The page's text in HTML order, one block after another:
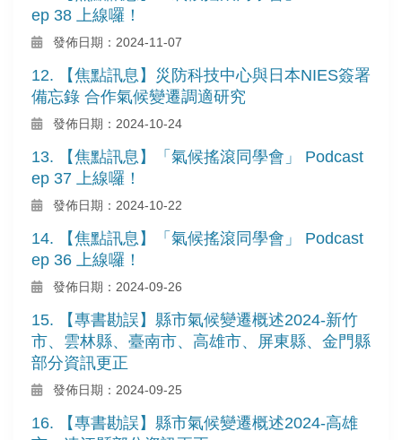
ep 38 上線囉！
發佈日期：2024-11-07
12. 【焦點訊息】災防科技中心與日本NIES簽署
備忘錄 合作氣候變遷調適研究
發佈日期：2024-10-24
13. 【焦點訊息】「氣候搖滾同學會」 Podcast
ep 37 上線囉！
發佈日期：2024-10-22
14. 【焦點訊息】「氣候搖滾同學會」 Podcast
ep 36 上線囉！
發佈日期：2024-09-26
15. 【專書勘誤】縣市氣候變遷概述2024-新竹
市、雲林縣、臺南市、高雄市、屏東縣、金門縣
部分資訊更正
發佈日期：2024-09-25
16. 【專書勘誤】縣市氣候變遷概述2024-高雄